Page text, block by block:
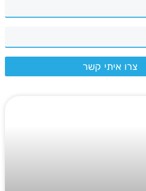
צרו איתי קשר